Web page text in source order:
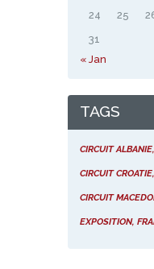
24
25
31
« Jan
TAGS
CIRCUIT ALBANIE
CIRCUIT CROATIE
CIRCUIT
EXPOSITION